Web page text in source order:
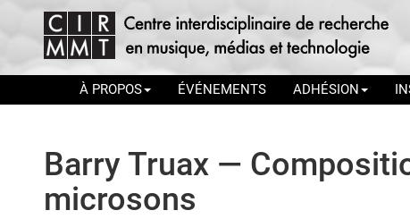
À PROPOS ÉVÉNEMENTS ADHÉSION
Barry Truax —
microsons